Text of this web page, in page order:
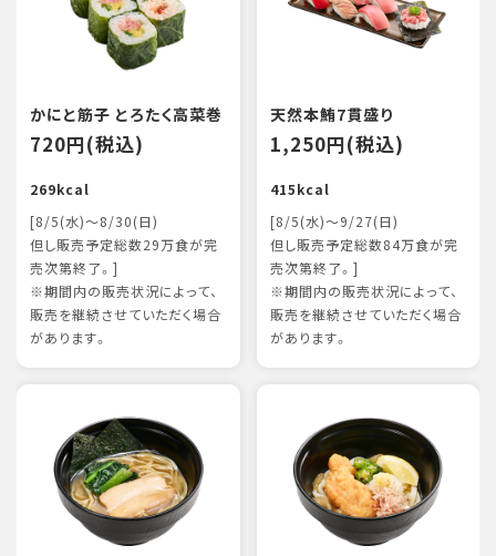
かにと筋子 とろたく高菜巻
720円(税込)
269kcal
[8/5(水)～8/30(日)
但し販売予定総数29万食が完
売次第終了。]
※期間内の販売状況によって、
販売を継続させていただく場合
があります。
天然本鮪7貫盛り
1,250円(税込)
415kcal
[8/5(水)～9/27(日)
但し販売予定総数84万食が完
売次第終了。]
※期間内の販売状況によって、
販売を継続させていただく場合
があります。